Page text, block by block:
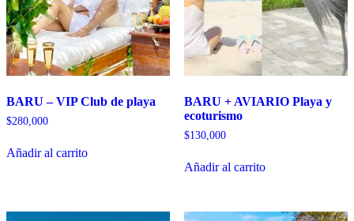
BARU – VIP Club de playa
$280,000
Añadir al carrito
BARU + AVIARIO Playa y
ecoturismo
$130,000
Añadir al carrito